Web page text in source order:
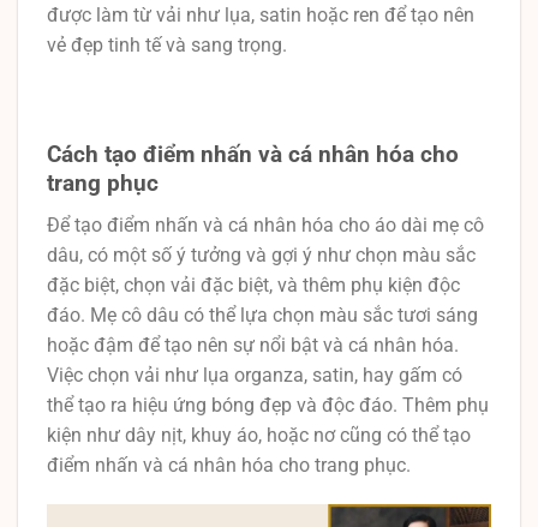
được làm từ vải như lụa, satin hoặc ren để tạo nên
vẻ đẹp tinh tế và sang trọng.
Cách tạo điểm nhấn và cá nhân hóa cho
trang phục
Để tạo điểm nhấn và cá nhân hóa cho áo dài mẹ cô
dâu, có một số ý tưởng và gợi ý như chọn màu sắc
đặc biệt, chọn vải đặc biệt, và thêm phụ kiện độc
đáo. Mẹ cô dâu có thể lựa chọn màu sắc tươi sáng
hoặc đậm để tạo nên sự nổi bật và cá nhân hóa.
Việc chọn vải như lụa organza, satin, hay gấm có
thể tạo ra hiệu ứng bóng đẹp và độc đáo. Thêm phụ
kiện như dây nịt, khuy áo, hoặc nơ cũng có thể tạo
điểm nhấn và cá nhân hóa cho trang phục.